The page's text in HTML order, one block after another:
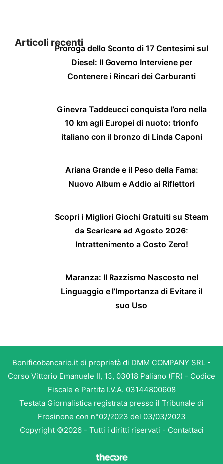
Articoli recentiProroga dello Sconto di 17 Centesimi sul
Diesel: Il Governo Interviene per
Contenere i Rincari dei Carburanti
Ginevra Taddeucci conquista l’oro nella
10 km agli Europei di nuoto: trionfo
italiano con il bronzo di Linda Caponi
Ariana Grande e il Peso della Fama:
Nuovo Album e Addio ai Riflettori
Scopri i Migliori Giochi Gratuiti su Steam
da Scaricare ad Agosto 2026:
Intrattenimento a Costo Zero!
Maranza: Il Razzismo Nascosto nel
Linguaggio e l’Importanza di Evitare il
suo Uso
Bonificobancario.it di proprietà di DMM COMPANY SRL -
Corso Vittorio Emanuele II, 13, 03018 Paliano (FR) - Codice
Fiscale e Partita I.V.A. 03144800608
Testata Giornalistica registrata presso il Tribunale di
Frosinone con n°02/2023 del 03/03/2023
Copyright ©2026 - Tutti i diritti riservati - Contattaci